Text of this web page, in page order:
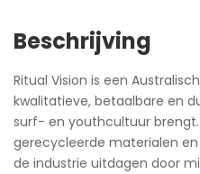
Beschrijving
Ritual Vision is een
kwalitatieve, betaalbare en
surf- en youthcultuur
gerecycleerde materialen
de industrie uitdagen door